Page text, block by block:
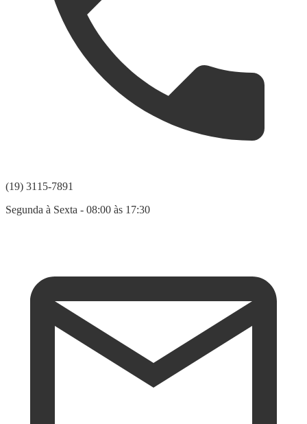
(19) 3115-7891
Segunda à Sexta - 08:00 às 17:30